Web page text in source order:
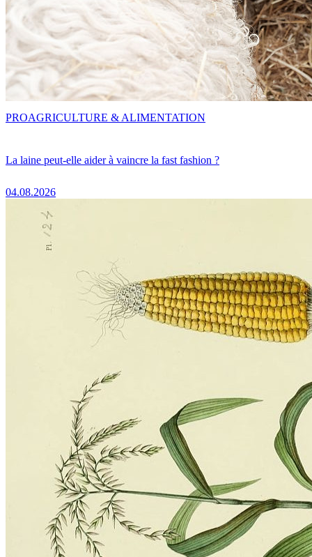
La laine peut-elle aider à vaincre la fast fashion ?
04.08.2026
PROAGRICULTURE & ALIMENTATION